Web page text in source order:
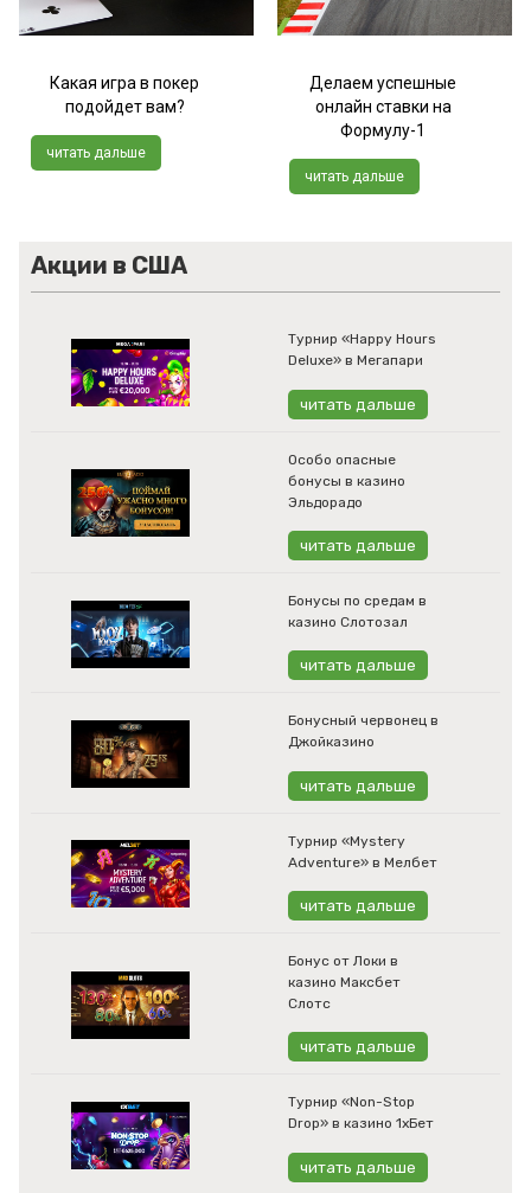
Какая игра в покер
подойдет вам?
читать дальше
Делаем успешные
онлайн ставки на
Формулу-1
читать дальше
Акции в США
Турнир «Happy Hours
Deluxe» в Мегапари
читать дальше
Особо опасные
бонусы в казино
Эльдорадо
читать дальше
Бонусы по средам в
казино Слотозал
читать дальше
Бонусный червонец в
Джойказино
читать дальше
Турнир «Mystery
Adventure» в Мелбет
читать дальше
Бонус от Локи в
казино Максбет
Слотс
читать дальше
Турнир «Non-Stop
Drop» в казино 1хБет
читать дальше